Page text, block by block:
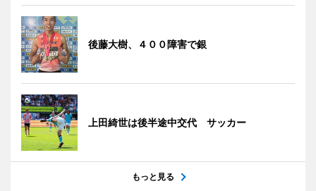
後藤大樹、４００障害で銀
上田綺世は後半途中交代 サッカー
もっと見る